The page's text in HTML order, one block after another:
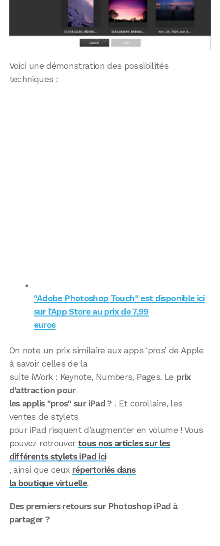
Voici une démonstration des possibilités
techniques :
"Adobe Photoshop Touch" est disponible ici
sur l’App Store au prix de 7,99
euros
On note un prix similaire aux apps ‘pros’ de Apple
à savoir celles de la
suite iWork : Keynote, Numbers, Pages. Le prix
d’attraction pour
les applis "pros" sur iPad ? . Et corollaire, les
ventes de stylets
pour iPad risquent d’augmenter en volume ! Vous
pouvez retrouver tous nos articles sur les
différents stylets iPad ici
, ainsi que ceux répertoriés dans
la boutique virtuelle.
Des premiers retours sur Photoshop iPad à
partager ?